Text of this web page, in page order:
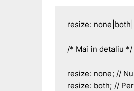
resize:
/* Mai in detaliu */
resize: none; //
resize: both; //